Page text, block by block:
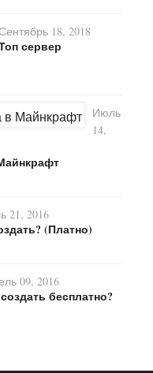
18, 2018
сервер
Июль
14,
21, 2016
(Платно)
09, 2016
бесплатно?